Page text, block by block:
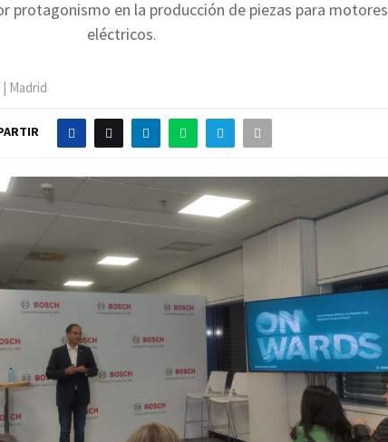
protagonismo en la producción de piezas para motores
eléctricos.
| Madrid